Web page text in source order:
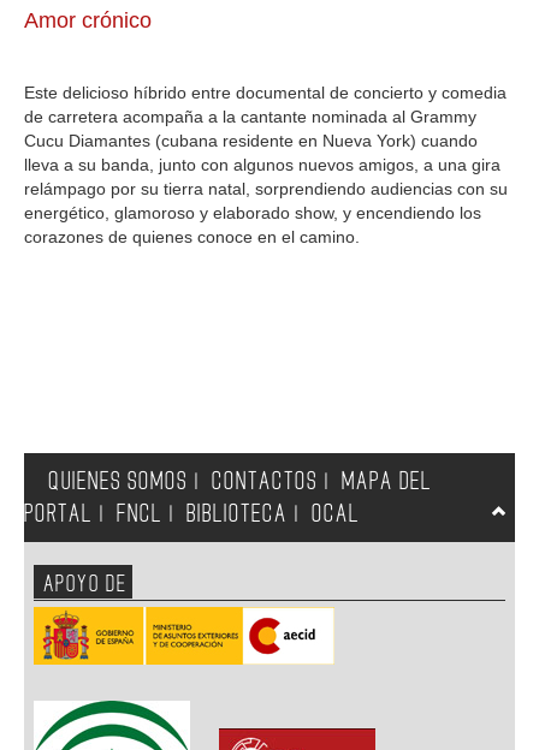
AUDIOVISUAL INDIGENA Y COMUNITARIO
Amor crónico
Este delicioso híbrido entre documental de concierto y comedia
de carretera acompaña a la cantante nominada al Grammy
Cucu Diamantes (cubana residente en Nueva York) cuando
lleva a su banda, junto con algunos nuevos amigos, a una gira
relámpago por su tierra natal, sorprendiendo audiencias con su
energético, glamoroso y elaborado show, y encendiendo los
corazones de quienes conoce en el camino.
QUIENES SOMOS CONTACTOS
MAPA DEL
PORTAL
FNCL BIBLIOTECA OCAL
APOYO DE